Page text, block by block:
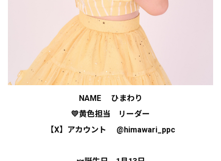
NAME ひまわり
💛黄色担当 リーダー
【X】アカウント
@himawari_ppc